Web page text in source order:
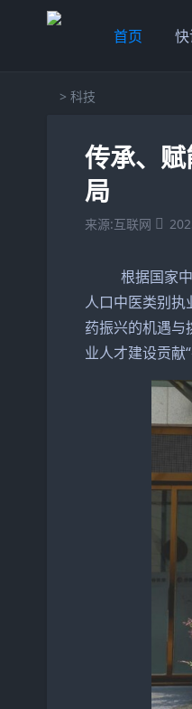
首页
> 科技
传承、
局
来源:互联网
根据国家中医
人口中医类别执
药振兴的机遇与
业人才建设贡献“